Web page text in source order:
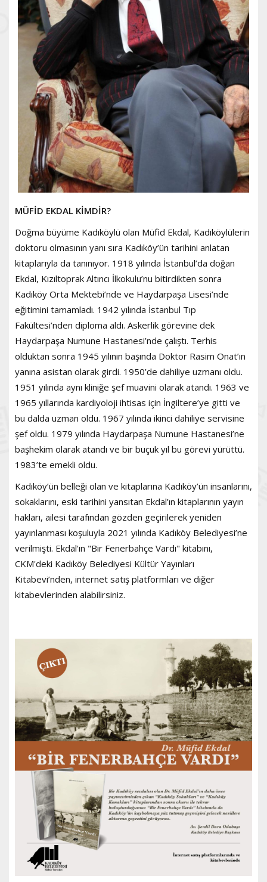
MÜFİD EKDAL KİMDİR?
Doğma büyüme Kadıköylü olan Müfid Ekdal, Kadıköylülerin
doktoru olmasının yanı sıra Kadıköy’ün tarihini anlatan
kitaplarıyla da tanınıyor. 1918 yılında İstanbul’da doğan
Ekdal, Kızıltoprak Altıncı İlkokulu’nu bitirdikten sonra
Kadıköy Orta Mektebi’nde ve Haydarpaşa Lisesi’nde
eğitimini tamamladı. 1942 yılında İstanbul Tıp
Fakültesi’nden diploma aldı. Askerlik görevine dek
Haydarpaşa Numune Hastanesi’nde çalıştı. Terhis
olduktan sonra 1945 yılının başında Doktor Rasim Onat’ın
yanına asistan olarak girdi. 1950’de dahiliye uzmanı oldu.
1951 yılında aynı kliniğe şef muavini olarak atandı. 1963 ve
1965 yıllarında kardiyoloji ihtisas için İngiltere’ye gitti ve
bu dalda uzman oldu. 1967 yılında ikinci dahiliye servisine
şef oldu. 1979 yılında Haydarpaşa Numune Hastanesi’ne
başhekim olarak atandı ve bir buçuk yıl bu görevi yürüttü.
1983’te emekli oldu.
Kadıköy’ün belleği olan ve kitaplarına Kadıköy’ün insanlarını,
sokaklarını, eski tarihini yansıtan Ekdal’ın kitaplarının yayın
hakları, ailesi tarafından gözden geçirilerek yeniden
yayınlanması koşuluyla 2021 yılında Kadıköy Belediyesi’ne
verilmişti. Ekdal'ın "Bir Fenerbahçe Vardı" kitabını,
CKM'deki Kadıköy Belediyesi Kültür Yayınları
Kitabevi’nden, internet satış platformları ve diğer
kitabevlerinden alabilirsiniz.